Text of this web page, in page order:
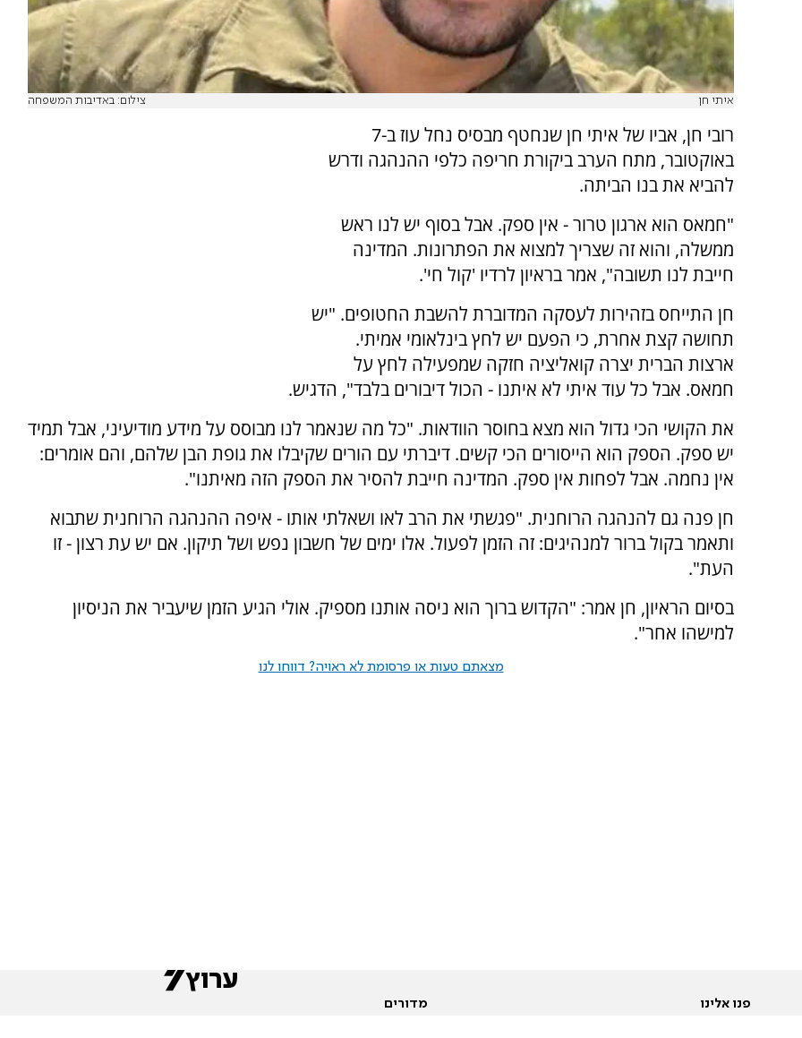
איתי חן צילום: באדיבות המשפחה
רובי חן, אביו של איתי חן שנחטף מבסיס נחל עוז ב-7
באוקטובר, מתח הערב ביקורת חריפה כלפי ההנהגה ודרש
להביא את בנו הביתה.
"חמאס הוא ארגון טרור - אין ספק. אבל בסוף יש לנו ראש
ממשלה, והוא זה שצריך למצוא את הפתרונות. המדינה
חייבת לנו תשובה", אמר בראיון לרדיו 'קול חי'.
חן התייחס בזהירות לעסקה המדוברת להשבת החטופים. "יש
תחושה קצת אחרת, כי הפעם יש לחץ בינלאומי אמיתי.
ארצות הברית יצרה קואליציה חזקה שמפעילה לחץ על
חמאס. אבל כל עוד איתי לא איתנו - הכול דיבורים בלבד", הדגיש.
את הקושי הכי גדול הוא מצא בחוסר הוודאות. "כל מה שנאמר לנו מבוסס על מידע מודיעיני, אבל תמיד
יש ספק. הספק הוא הייסורים הכי קשים. דיברתי עם הורים שקיבלו את גופת הבן שלהם, והם אומרים:
אין נחמה. אבל לפחות אין ספק. המדינה חייבת להסיר את הספק הזה מאיתנו".
חן פנה גם להנהגה הרוחנית. "פגשתי את הרב לאו ושאלתי אותו - איפה ההנהגה הרוחנית שתבוא
ותאמר בקול ברור למנהיגים: זה הזמן לפעול. אלו ימים של חשבון נפש ושל תיקון. אם יש עת רצון - זו
העת".
בסיום הראיון, חן אמר: "הקדוש ברוך הוא ניסה אותנו מספיק. אולי הגיע הזמן שיעביר את הניסיון
למישהו אחר".
מצאתם טעות או פרסומת לא ראויה? דווחו לנו
פנו אלינו מדורים